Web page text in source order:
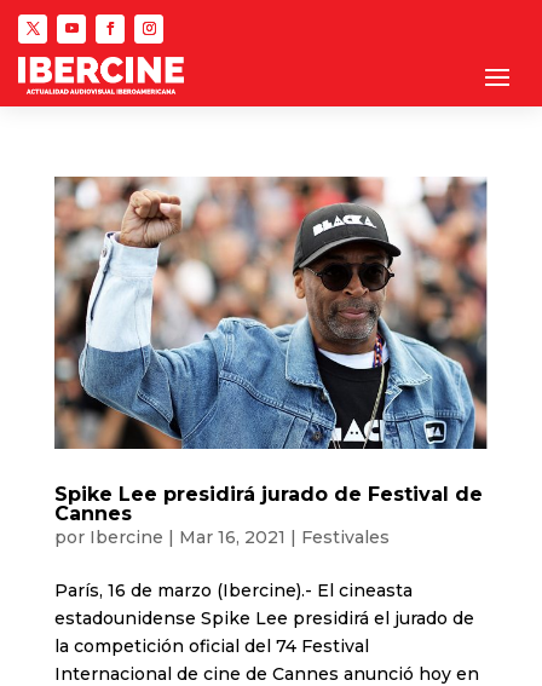
Spike Lee presidirá jurado de Festival de
Cannes
por Ibercine | Mar 16, 2021 | Festivales
París, 16 de marzo (Ibercine).- El cineasta
estadounidense Spike Lee presidirá el jurado de
la competición oficial del 74 Festival
Internacional de cine de Cannes anunció hoy en